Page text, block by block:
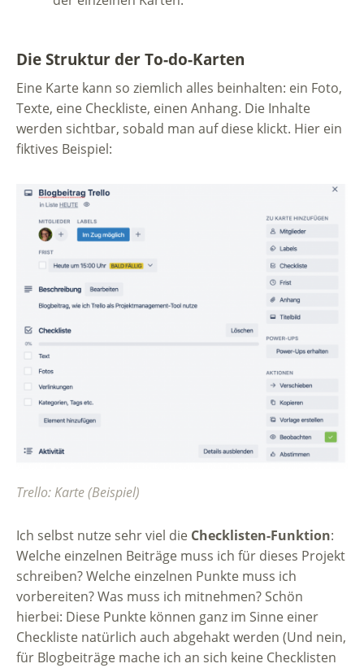
Die Struktur der To-do-Karten
Eine Karte kann so ziemlich alles beinhalten: ein Foto,
Texte, eine Checkliste, einen Anhang. Die Inhalte
werden sichtbar, sobald man auf diese klickt. Hier ein
fiktives Beispiel:
Trello: Karte (Beispiel)
Ich selbst nutze sehr viel die Checklisten-Funktion:
Welche einzelnen Beiträge muss ich für dieses Projekt
schreiben? Welche einzelnen Punkte muss ich
vorbereiten? Was muss ich mitnehmen? Schön
hierbei: Diese Punkte können ganz im Sinne einer
Checkliste natürlich auch abgehakt werden (Und nein,
für Blogbeiträge mache ich an sich keine Checklisten